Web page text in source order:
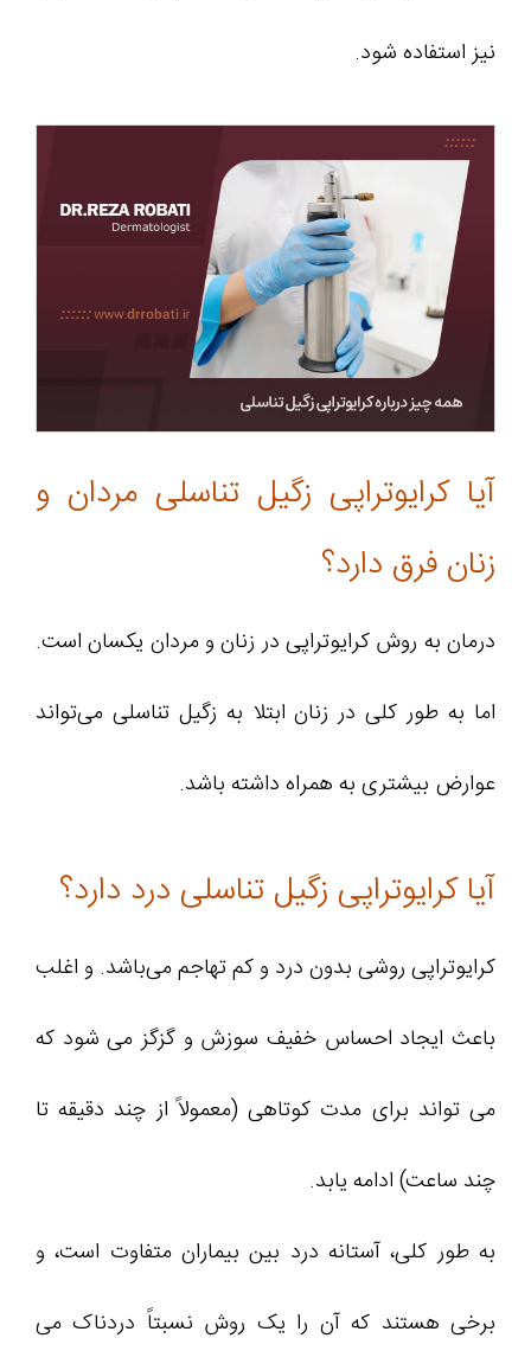
نیز استفاده شود.
آیا کرایوتراپی زگیل تناسلی مردان و
زنان فرق دارد؟
درمان به روش کرایوتراپی در زنان و مردان یکسان است.
اما به طور کلی در زنان ابتلا به زگیل تناسلی می‌تواند
عوارض بیشتری به همراه داشته باشد.
آیا کرایوتراپی زگیل تناسلی درد دارد؟
کرایوتراپی روشی بدون درد و کم تهاجم می‌باشد. و اغلب
باعث ایجاد احساس خفیف سوزش و گزگز می شود که
می تواند برای مدت کوتاهی (معمولاً از چند دقیقه تا
چند ساعت) ادامه یابد.
به طور کلی، آستانه درد بین بیماران متفاوت است، و
برخی هستند که آن را یک روش نسبتاً دردناک می